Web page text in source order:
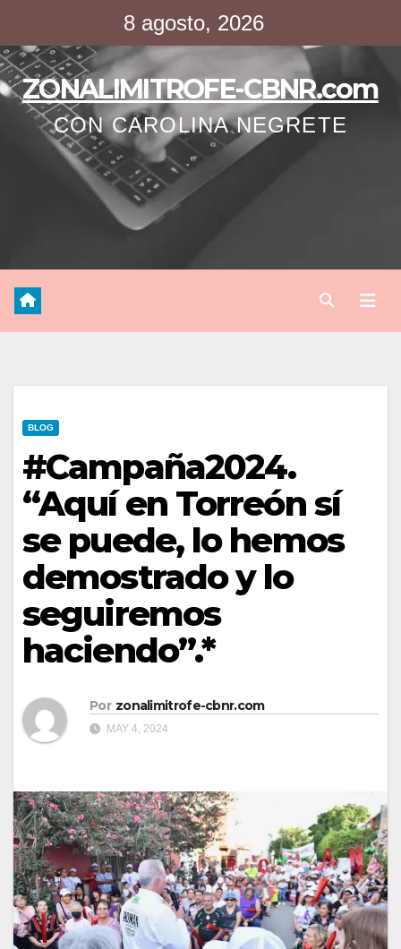
contenido
8 agosto, 2026
ZONALIMITROFE-CBNR.com
CON CAROLINA NEGRETE
BLOG
#Campaña2024.
“Aquí en Torreón sí
se puede, lo hemos
demostrado y lo
seguiremos
haciendo”.*
Por zonalimitrofe-cbnr.com
MAY 4, 2024